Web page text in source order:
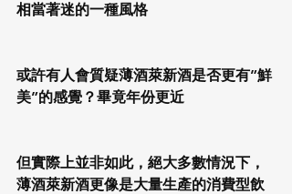
相當著迷的一種風格
或許有人會質疑薄酒萊新酒是否更有”鮮
美”的感覺？畢竟年份更近
但實際上並非如此，絕大多數情況下，
薄酒萊新酒更像是大量生產的消費型飲